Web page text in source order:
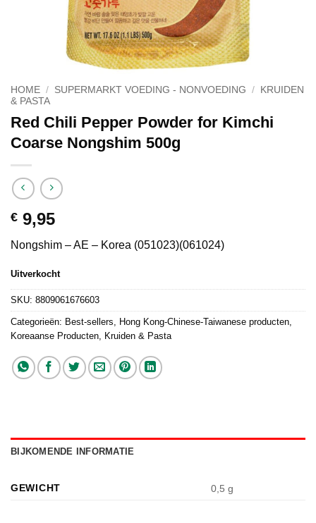
HOME / SUPERMARKT VOEDING - NONVOEDING /
KRUIDEN
& PASTA
Red Chili Pepper Powder for Kimchi
Coarse Nongshim 500g
€ 9,95
Nongshim – AE – Korea (051023)(061024)
Uitverkocht
SKU: 8809061676603
Categorieën: Best-sellers, Hong Kong-Chinese-Taiwanese producten,
Koreaanse Producten, Kruiden & Pasta
BIJKOMENDE INFORMATIE
GEWICHT 0,5 g